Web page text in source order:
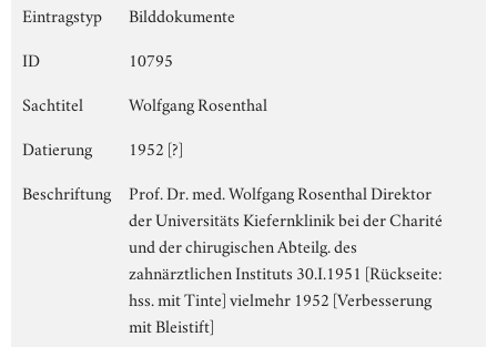
Eintragstyp
Bilddokumente
ID
10795
Sachtitel
Wolfgang Rosenthal
Datierung
1952 [?]
Beschriftung
Prof. Dr. med. Wolfgang Rosenthal Direktor
der Universitäts Kiefernklinik bei der Charité
und der chirugischen Abteilg. des
zahnärztlichen Instituts 30.I.1951 [Rückseite:
hss. mit Tinte] vielmehr 1952 [Verbesserung
mit Bleistift]